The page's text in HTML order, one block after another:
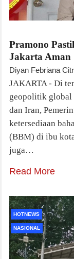
Pramono
Jakarta Aman
Diyan Febriana
JAKARTA - Di
geopolitik global
dan Iran,
ketersediaan
(BBM) di ibu
juga…
Read More
HOTNEWS
NASIONAL